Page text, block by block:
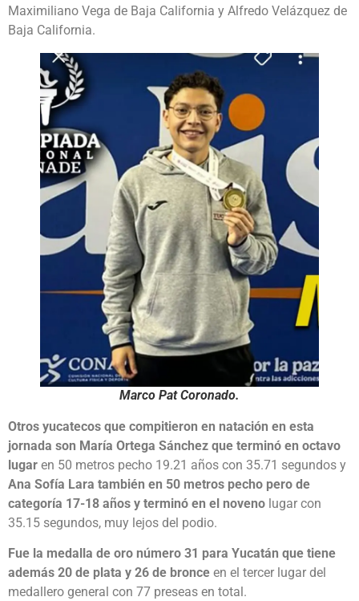
Maximiliano Vega de Baja California y Alfredo Velázquez de
Baja California.
Marco Pat Coronado.
Otros yucatecos que compitieron en natación en esta
jornada son María Ortega Sánchez que terminó en octavo
lugar en 50 metros pecho 19.21 años con 35.71 segundos y
Ana Sofía Lara también en 50 metros pecho pero de
categoría 17-18 años y terminó en el noveno lugar con
35.15 segundos, muy lejos del podio.
Fue la medalla de oro número 31 para Yucatán que tiene
además 20 de plata y 26 de bronce en el tercer lugar del
medallero general con 77 preseas en total.